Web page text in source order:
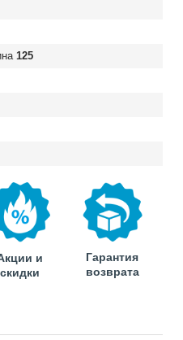
125
и
скидки
Гарантия
возврата